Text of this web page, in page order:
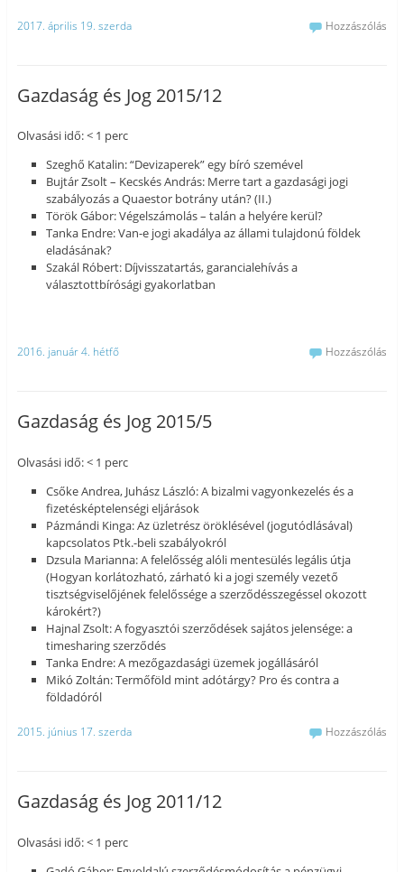
2017. április 19. szerda Hozzászólás
Gazdaság és Jog 2015/12
Olvasási idő: < 1 perc
Szeghő Katalin: “Devizaperek” egy bíró szemével
Bujtár Zsolt – Kecskés András: Merre tart a gazdasági jogi
szabályozás a Quaestor botrány után? (II.)
Török Gábor: Végelszámolás – talán a helyére kerül?
Tanka Endre: Van-e jogi akadálya az állami tulajdonú földek
eladásának?
Szakál Róbert: Díjvisszatartás, garancialehívás a
választottbírósági gyakorlatban
2016. január 4. hétfő Hozzászólás
Gazdaság és Jog 2015/5
Olvasási idő: < 1 perc
Csőke Andrea, Juhász László: A bizalmi vagyonkezelés és a
fizetésképtelenségi eljárások
Pázmándi Kinga: Az üzletrész öröklésével (jogutódlásával)
kapcsolatos Ptk.-beli szabályokról
Dzsula Marianna: A felelősség alóli mentesülés legális útja
(Hogyan korlátozható, zárható ki a jogi személy vezető
tisztségviselőjének felelőssége a szerződésszegéssel okozott
károkért?)
Hajnal Zsolt: A fogyasztói szerződések sajátos jelensége: a
timesharing szerződés
Tanka Endre: A mezőgazdasági üzemek jogállásáról
Mikó Zoltán: Termőföld mint adótárgy? Pro és contra a
földadóról
2015. június 17. szerda Hozzászólás
Gazdaság és Jog 2011/12
Olvasási idő: < 1 perc